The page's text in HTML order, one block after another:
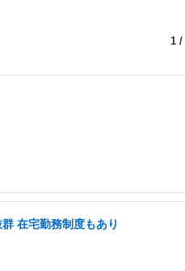
1 /
在宅勤務制度もあり